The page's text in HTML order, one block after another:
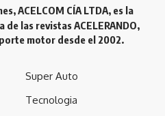
ACELCOM CÍA LTDA, es la
las revistas ACELERANDO,
motor desde el 2002.
Super Auto
Tecnologia